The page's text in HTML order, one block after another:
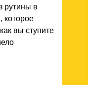
рутины в
которое
вы ступите